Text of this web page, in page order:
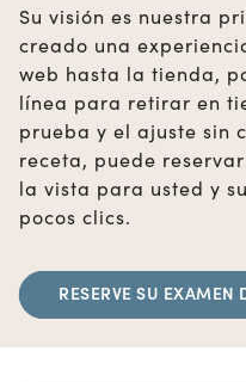
Su visión es nuestra
creado una
web hasta la tienda,
línea para retirar en
prueba y el ajuste sin
receta, puede
la vista para usted y
pocos clics.
RESERVE SU EXAMEN